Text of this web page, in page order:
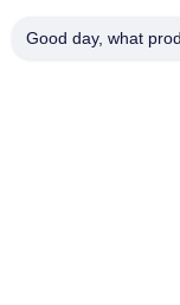
Good day, what